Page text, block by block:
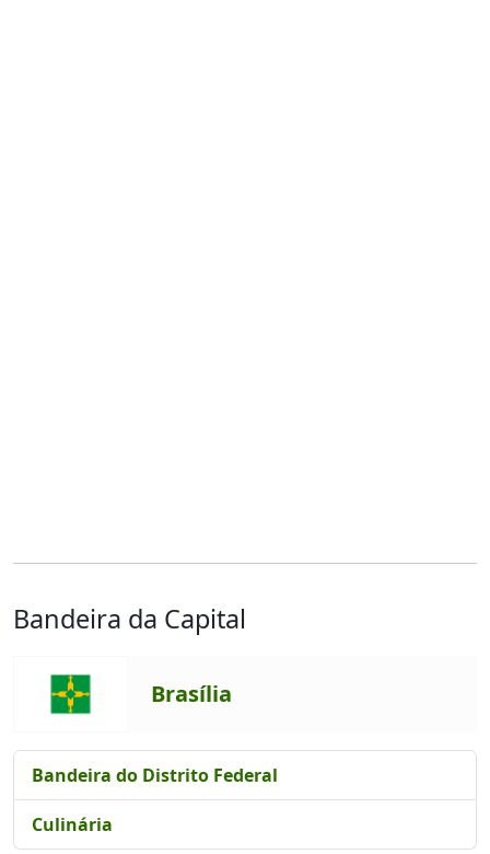
Bandeira da Capital
Brasília
Bandeira do Distrito Federal
Culinária